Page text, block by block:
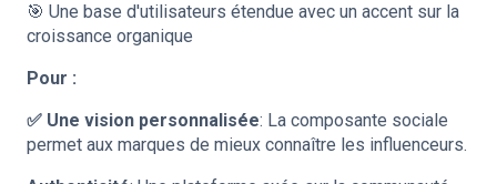
🎯 Une base d'utilisateurs étendue avec un accent sur la
croissance organique
Pour :
✅ Une vision personnalisée: La composante sociale
permet aux marques de mieux connaître les influenceurs.